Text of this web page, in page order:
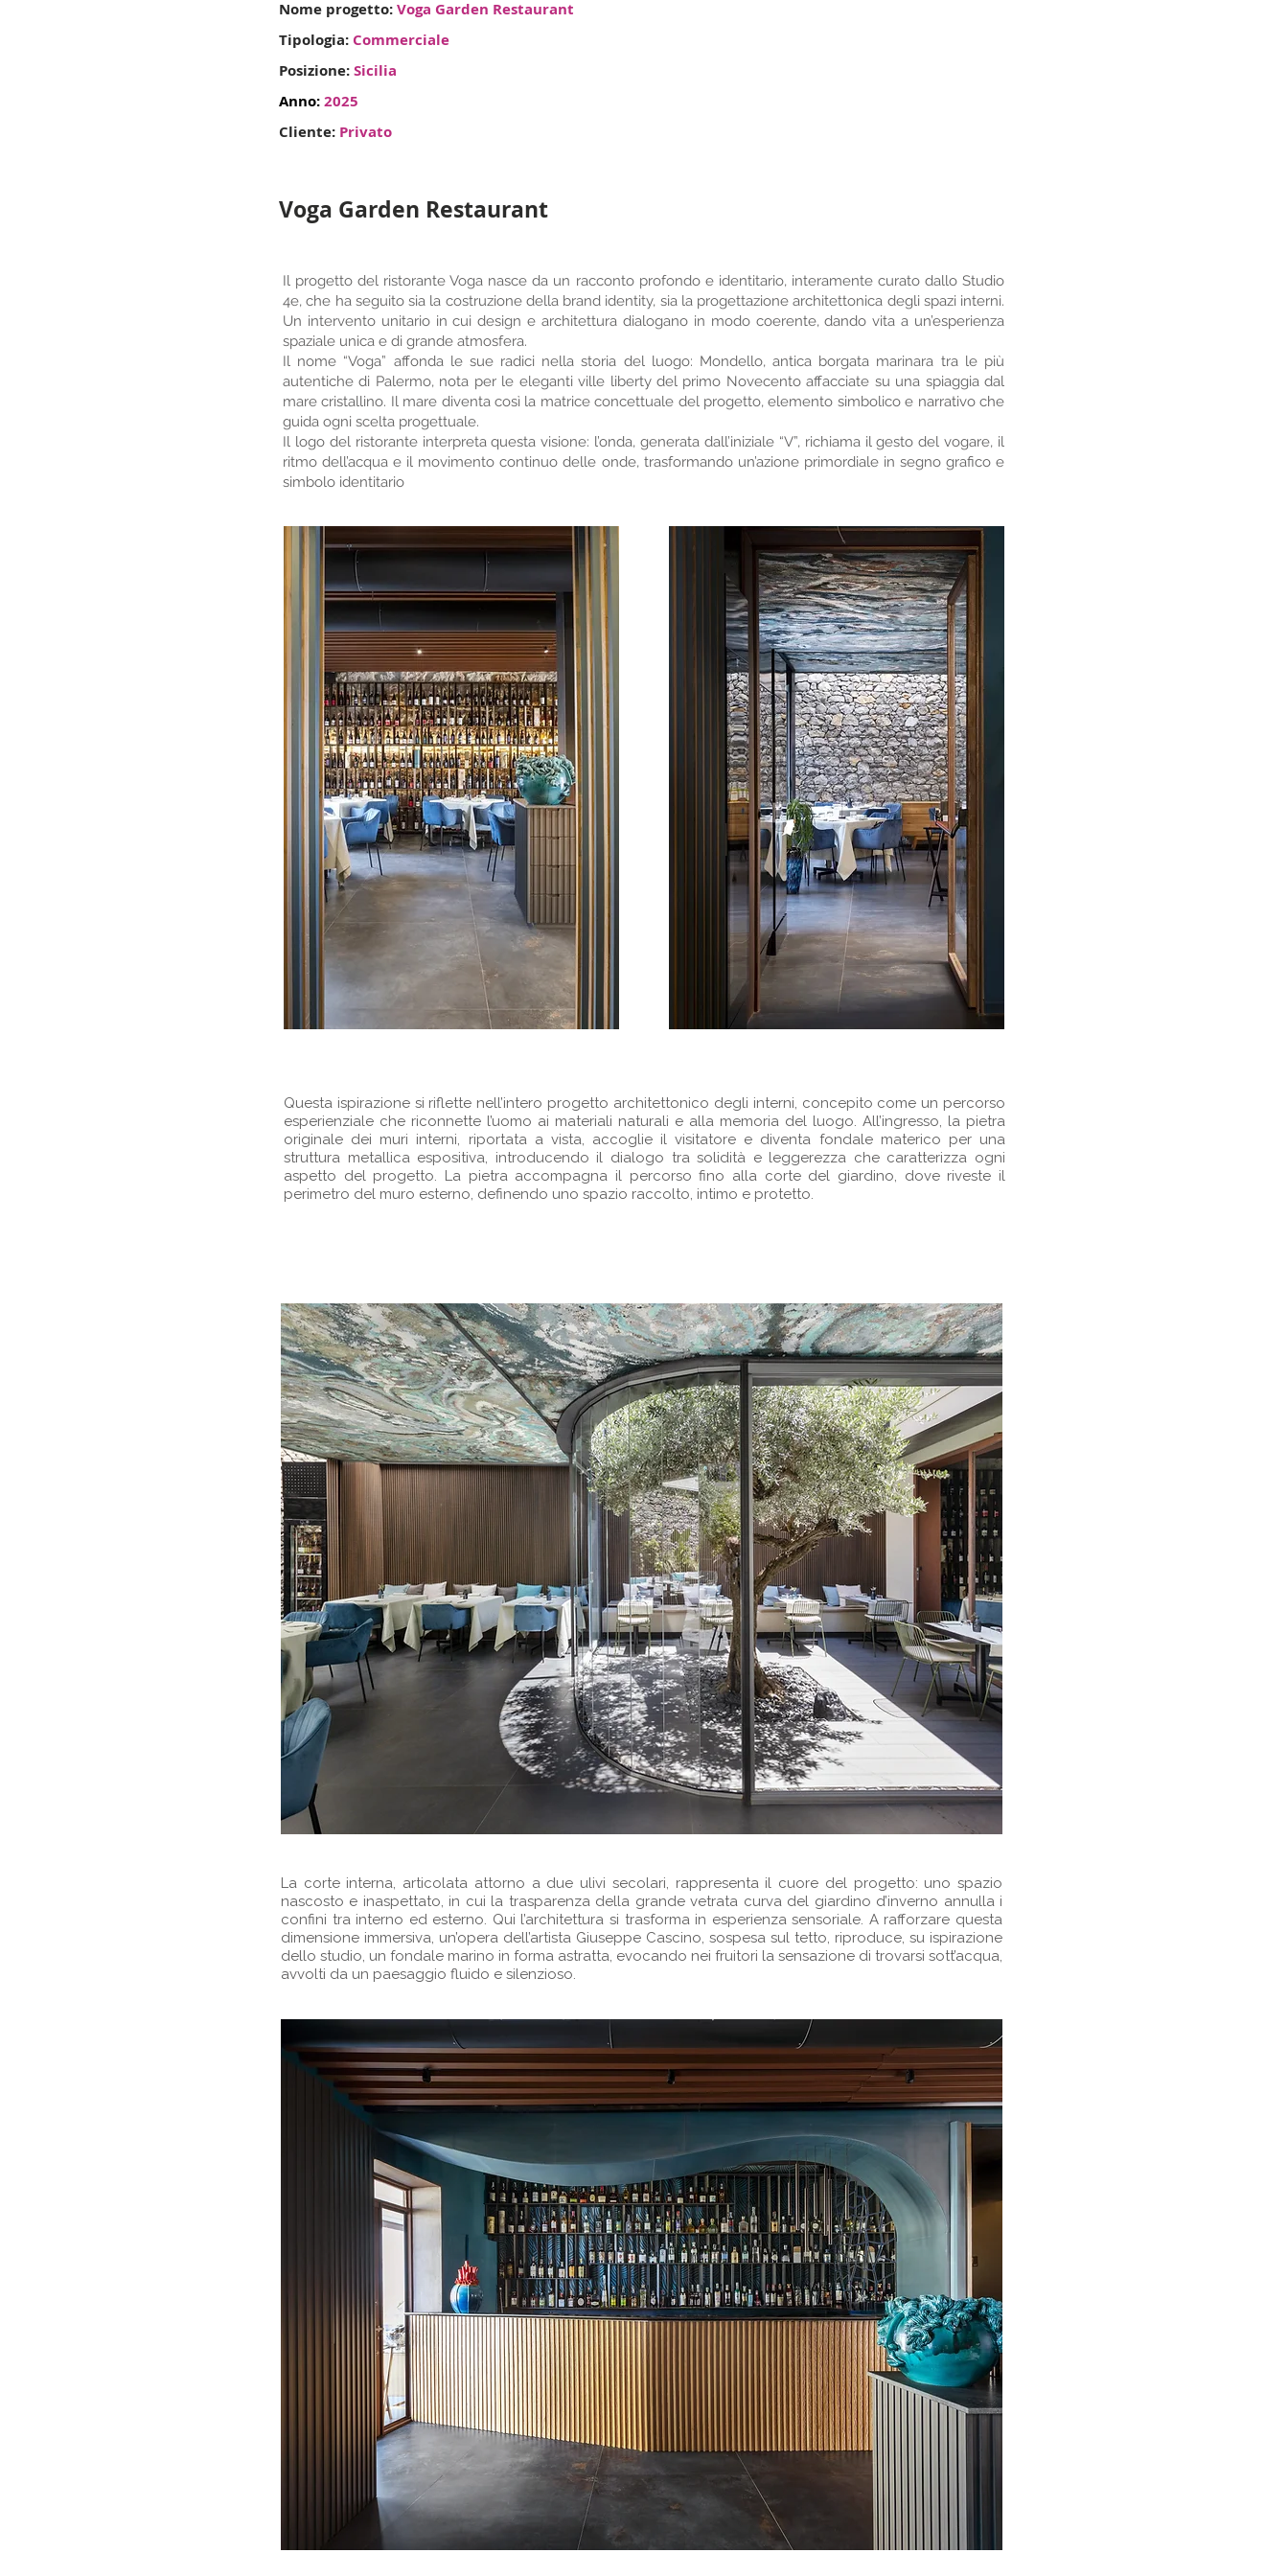
Nome progetto:Voga Garden Restaurant
Tipologia: Commerciale
Posizione:Sicilia
Anno:2025
Cliente: Privato
Voga Garden Restaurant
Il progetto del ristorante Voga nasce da un racconto profondo e identitario, interamente curato dallo Studio
4e, che ha seguito sia la costruzione della brand identity, sia la progettazione architettonica degli spazi interni.
Un intervento unitario in cui design e architettura dialogano in modo coerente, dando vita a un’esperienza
spaziale unica e di grande atmosfera.
Il nome “Voga” affonda le sue radici nella storia del luogo: Mondello, antica borgata marinara tra le più
autentiche di Palermo, nota per le eleganti ville liberty del primo Novecento affacciate su una spiaggia dal
mare cristallino. Il mare diventa così la matrice concettuale del progetto, elemento simbolico e narrativo che
guida ogni scelta progettuale.
Il logo del ristorante interpreta questa visione: l’onda, generata dall’iniziale “V”, richiama il gesto del vogare, il
ritmo dell’acqua e il movimento continuo delle onde, trasformando un’azione primordiale in segno grafico e
simbolo identitario
Questa ispirazione si riflette nell’intero progetto architettonico degli interni, concepito come un percorso
esperienziale che riconnette l’uomo ai materiali naturali e alla memoria del luogo. All’ingresso, la pietra
originale dei muri interni, riportata a vista, accoglie il visitatore e diventa fondale materico per una
struttura metallica espositiva, introducendo il dialogo tra solidità e leggerezza che caratterizza ogni
aspetto del progetto. La pietra accompagna il percorso fino alla corte del giardino, dove riveste il
perimetro del muro esterno, definendo uno spazio raccolto, intimo e protetto.
La corte interna, articolata attorno a due ulivi secolari, rappresenta il cuore del progetto: uno spazio
nascosto e inaspettato, in cui la trasparenza della grande vetrata curva del giardino d’inverno annulla i
confini tra interno ed esterno. Qui l’architettura si trasforma in esperienza sensoriale. A rafforzare questa
dimensione immersiva, un’opera dell’artista Giuseppe Cascino, sospesa sul tetto, riproduce, su ispirazione
dello studio, un fondale marino in forma astratta, evocando nei fruitori la sensazione di trovarsi sott’acqua,
avvolti da un paesaggio fluido e silenzioso.